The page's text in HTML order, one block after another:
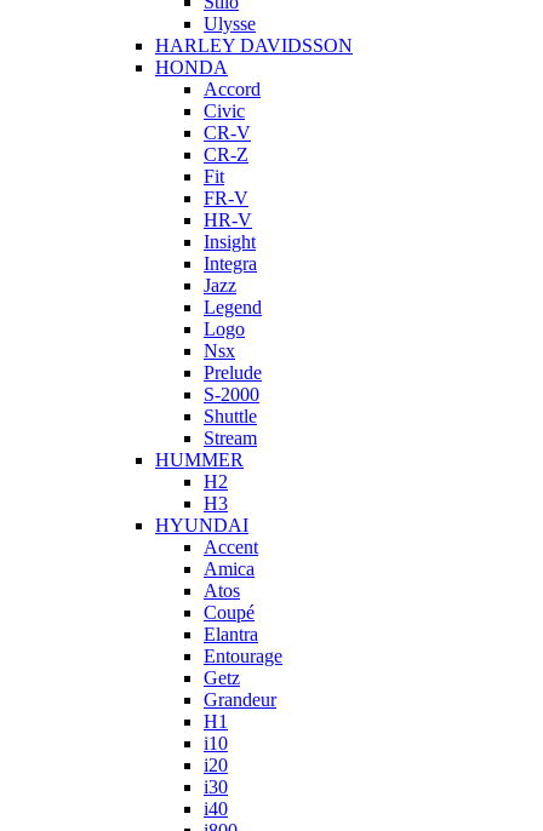
Ulysse
HARLEY DAVIDSSON
HONDA
Accord
Civic
CR-V
CR-Z
Fit
FR-V
HR-V
Insight
Integra
Jazz
Legend
Logo
Nsx
Prelude
S-2000
Shuttle
Stream
HUMMER
H2
H3
HYUNDAI
Accent
Amica
Atos
Coupé
Elantra
Entourage
Getz
Grandeur
H1
i10
i20
i30
i40